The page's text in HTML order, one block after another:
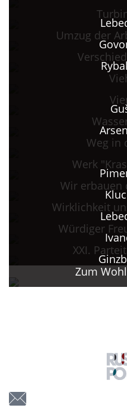
Umzug der
Weg in
Werk
Wir erbauen
Wirklichkeit
Würdiger
XXI.
Zum